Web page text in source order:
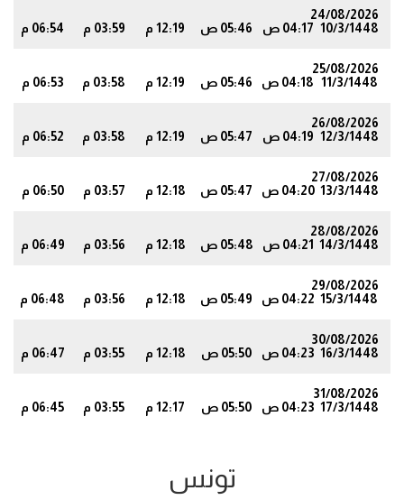
24/08/2026
10/3/1448 04:17 ص 05:46 ص 12:19 م 03:59 م 06:54 م
25/08/2026
11/3/1448 04:18 ص 05:46 ص 12:19 م 03:58 م 06:53 م
26/08/2026
12/3/1448 04:19 ص 05:47 ص 12:19 م 03:58 م 06:52 م
27/08/2026
13/3/1448 04:20 ص 05:47 ص 12:18 م 03:57 م 06:50 م
28/08/2026
14/3/1448 04:21 ص 05:48 ص 12:18 م 03:56 م 06:49 م
29/08/2026
15/3/1448 04:22 ص 05:49 ص 12:18 م 03:56 م 06:48 م
30/08/2026
16/3/1448 04:23 ص 05:50 ص 12:18 م 03:55 م 06:47 م
31/08/2026
17/3/1448 04:23 ص 05:50 ص 12:17 م 03:55 م 06:45 م
تونس